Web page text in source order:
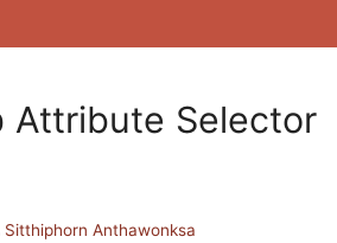
จ Attribute Selector
Sitthiphorn Anthawonksa